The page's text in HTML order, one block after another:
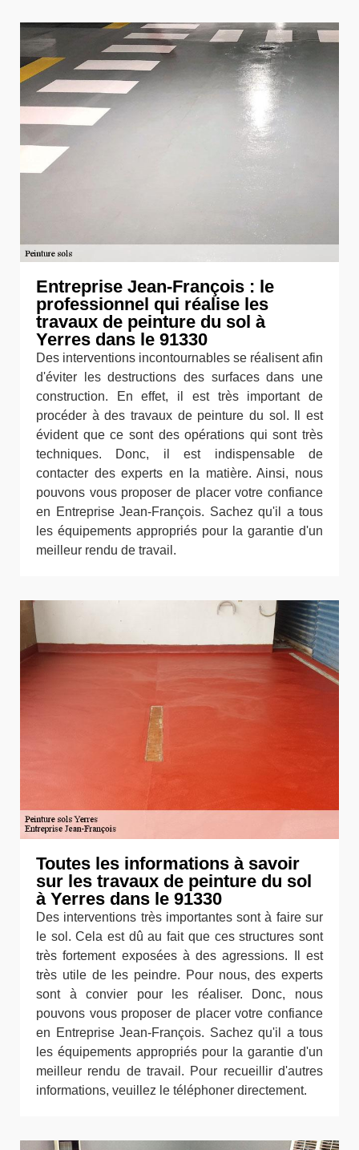
Entreprise Jean-François : le
professionnel qui réalise les
travaux de peinture du sol à
Yerres dans le 91330
Des interventions incontournables se réalisent afin
d'éviter les destructions des surfaces dans une
construction. En effet, il est très important de
procéder à des travaux de peinture du sol. Il est
évident que ce sont des opérations qui sont très
techniques. Donc, il est indispensable de
contacter des experts en la matière. Ainsi, nous
pouvons vous proposer de placer votre confiance
en Entreprise Jean-François. Sachez qu'il a tous
les équipements appropriés pour la garantie d'un
meilleur rendu de travail.
Toutes les informations à savoir
sur les travaux de peinture du sol
à Yerres dans le 91330
Des interventions très importantes sont à faire sur
le sol. Cela est dû au fait que ces structures sont
très fortement exposées à des agressions. Il est
très utile de les peindre. Pour nous, des experts
sont à convier pour les réaliser. Donc, nous
pouvons vous proposer de placer votre confiance
en Entreprise Jean-François. Sachez qu'il a tous
les équipements appropriés pour la garantie d'un
meilleur rendu de travail. Pour recueillir d'autres
informations, veuillez le téléphoner directement.